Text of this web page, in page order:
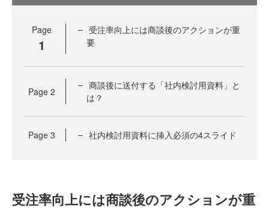
Page
1
受注率向上には商談後のアクションが重
要
Page 2
商談後に送付する「社内検討用資料」と
は？
Page 3 社内検討用資料に挿入必須の4スライド
受注率向上には商談後のアクションが重